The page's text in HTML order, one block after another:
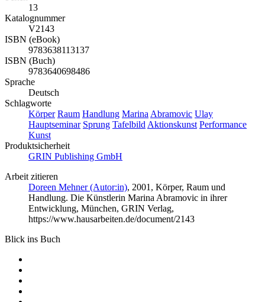
13
Katalognummer
V2143
ISBN (eBook)
9783638113137
ISBN (Buch)
9783640698486
Sprache
Deutsch
Schlagworte
Körper Raum Handlung Marina Abramovic Ulay
Hauptseminar Sprung Tafelbild Aktionskunst Performance
Kunst
Produktsicherheit
GRIN Publishing GmbH
Arbeit zitieren
Doreen Mehner (Autor:in), 2001, Körper, Raum und
Handlung. Die Künstlerin Marina Abramovic in ihrer
Entwicklung, München, GRIN Verlag,
https://www.hausarbeiten.de/document/2143
Blick ins Buch